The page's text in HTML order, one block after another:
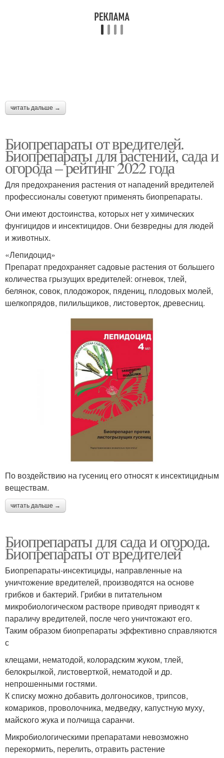
читать дальше →
Биопрепараты от вредителей.
Биопрепараты для растений, сада и
огорода – рейтинг 2022 года
Для предохранения растения от нападений вредителей
профессионалы советуют применять биопрепараты.
Они имеют достоинства, которых нет у химических
фунгицидов и инсектицидов. Они безвредны для людей
и животных.
«Лепидоцид»
Препарат предохраняет садовые растения от большего
количества грызущих вредителей: огневок, тлей,
белянок, совок, плодожорок, пядениц, плодовых молей,
шелкопрядов, пилильщиков, листоверток, древесниц.
По воздействию на гусениц его относят к инсектицидным
веществам.
читать дальше →
Биопрепараты для сада и огорода.
Биопрепараты от вредителей
Биопрепараты-инсектициды, направленные на
уничтожение вредителей, производятся на основе
грибков и бактерий. Грибки в питательном
микробиологическом растворе приводят приводят к
параличу вредителей, после чего уничтожают его.
Таким образом биопрепараты эффективно справляются
с
клещами, нематодой, колорадским жуком, тлей,
белокрылкой, листоверткой, нематодой и др.
непрошенными гостями.
К списку можно добавить долгоносиков, трипсов,
комариков, проволочника, медведку, капустную муху,
майского жука и полчища саранчи.
Микробиологическими препаратами невозможно
перекормить, перелить, отравить растение